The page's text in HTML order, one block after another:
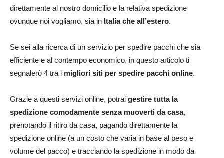
direttamente al nostro domicilio e la relativa spedizione
ovunque noi vogliamo, sia in Italia che all’estero.
Se sei alla ricerca di un servizio per spedire pacchi che sia
efficiente e al contempo economico, in questo articolo ti
segnalerò 4 tra i migliori siti per spedire pacchi online.
Grazie a questi servizi online, potrai gestire tutta la
spedizione comodamente senza muoverti da casa,
prenotando il ritiro da casa, pagando direttamente la
spedizione online (a un costo che varia in base al peso e
volume del pacco) e tracciando la spedizione in modo da